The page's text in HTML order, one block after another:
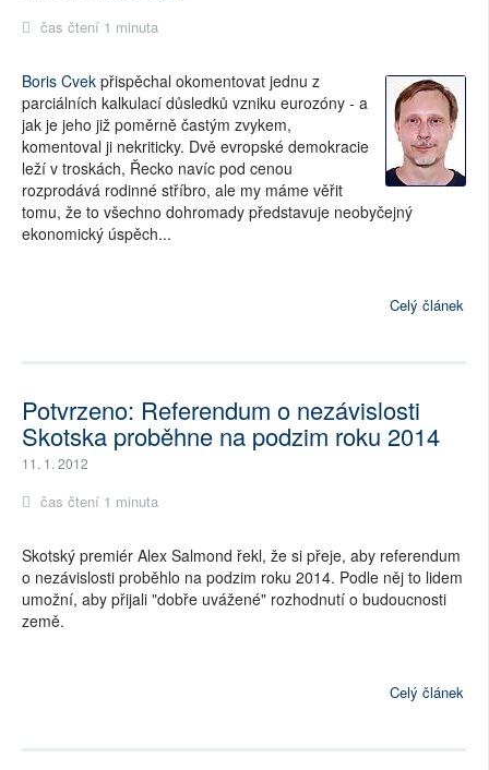
čas čtení 1 minuta
Boris Cvek přispěchal okomentovat jednu z
parciálních kalkulací důsledků vzniku eurozóny - a
jak je jeho již poměrně častým zvykem,
komentoval ji nekriticky. Dvě evropské demokracie
leží v troskách, Řecko navíc pod cenou
rozprodává rodinné stříbro, ale my máme věřit
tomu, že to všechno dohromady představuje neobyčejný
ekonomický úspěch...
Celý článek
Potvrzeno: Referendum o nezávislosti
Skotska proběhne na podzim roku 2014
11. 1. 2012
čas čtení 1 minuta
Skotský premiér Alex Salmond řekl, že si přeje, aby referendum
o nezávislosti proběhlo na podzim roku 2014. Podle něj to lidem
umožní, aby přijali "dobře uvážené" rozhodnutí o budoucnosti
země.
Celý článek